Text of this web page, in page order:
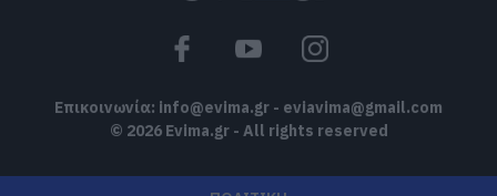
Επικοινωνία: info@evima.gr - eviavima@gmail.com
© 2026 Evima.gr - All rights reserved